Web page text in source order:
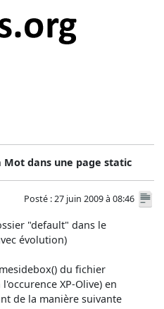
Mot dans une page static
Posté : 27 juin 2009 à 08:46
"default" dans le
évolution)
du fichier
XP-Olive) en
de la manière suivante